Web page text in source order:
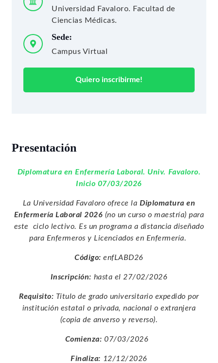
Universidad Favaloro. Facultad de
Ciencias Médicas.
Sede:
Campus Virtual
Quiero inscribirme!
Presentación
Diplomatura en Enfermería Laboral. Univ. Favaloro.
Inicio 07/03/2026
La Universidad Favaloro ofrece la Diplomatura en
Enfermería Laboral 2026 (no un curso o maestría) para
este ciclo lectivo. Es un programa a distancia diseñado
para Enfermeros y Licenciados en Enfermería.
Código: enfLABD26
Inscripción: hasta el 27/02/2026
Requisito: Título de grado universitario expedido por
institución estatal o privada, nacional o extranjera
(copia de anverso y reverso).
Comienza: 07/03/2026
Finaliza: 12/12/2026